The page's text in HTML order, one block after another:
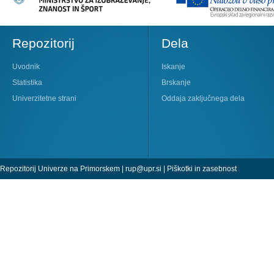
Repozitorij
Uvodnik
Statistika
Univerzitetne strani
Dela
Iskanje
Brskanje
Oddaja zaključnega dela
Repozitorij Univerze na Primorskem | rup@upr.si Piškotki in zasebnost